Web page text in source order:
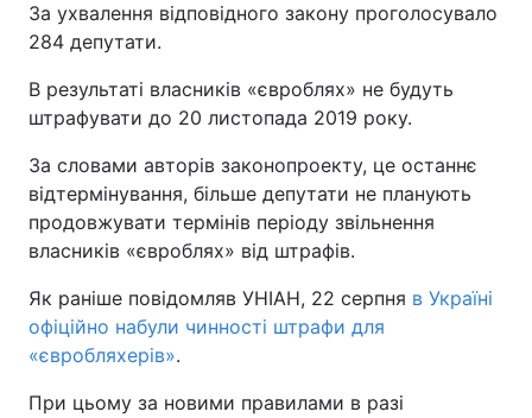
За ухвалення відповідного закону проголосувало
284 депутати.
В результаті власників «євроблях» не будуть
штрафувати до 20 листопада 2019 року.
За словами авторів законопроекту, це останнє
відтермінування, більше депутати не планують
продовжувати термінів періоду звільнення
власників «євроблях» від штрафів.
Як раніше повідомляв УНІАН, 22 серпня в Україні
офіційно набули чинності штрафи для
«євробляхерів».
При цьому за новими правилами в разі